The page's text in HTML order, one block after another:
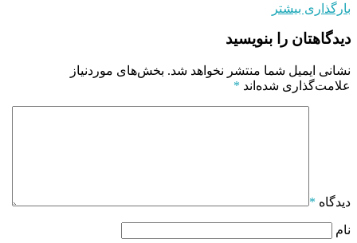
بارگذاری بیشتر
دیدگاهتان را بنویسید
نشانی ایمیل شما منتشر نخواهد شد. بخش‌های موردنیاز
علامت‌گذاری شده‌اند *
دیدگاه *
نام